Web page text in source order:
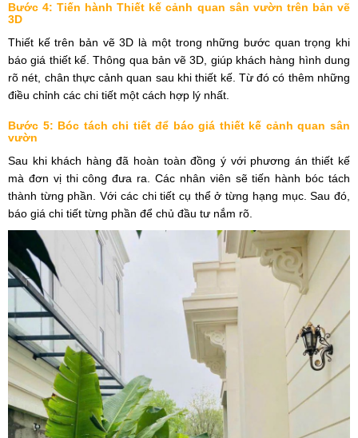
Bước 4: Tiến hành Thiết kế cảnh quan sân vườn trên bản vẽ
3D
Thiết kế trên bản vẽ 3D là một trong những bước quan trọng khi
báo giá thiết kế. Thông qua bản vẽ 3D, giúp khách hàng hình dung
rõ nét, chân thực cảnh quan sau khi thiết kế. Từ đó có thêm những
điều chỉnh các chi tiết một cách hợp lý nhất.
Bước 5: Bóc tách chi tiết để báo giá thiết kế cảnh quan sân
vườn
Sau khi khách hàng đã hoàn toàn đồng ý với phương án thiết kế
mà đơn vị thi công đưa ra. Các nhân viên sẽ tiến hành bóc tách
thành từng phần. Với các chi tiết cụ thể ở từng hạng mục. Sau đó,
báo giá chi tiết từng phần để chủ đầu tư nắm rõ.